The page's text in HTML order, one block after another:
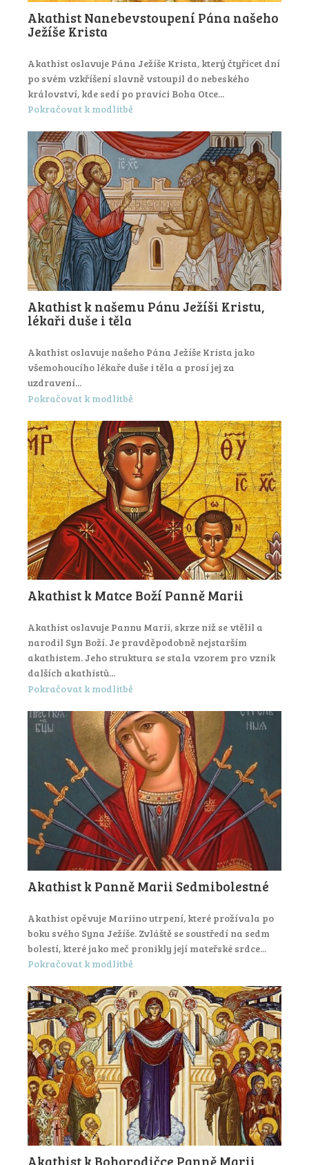
Akathist Nanebevstoupení Pána našeho
Ježíše Krista
Akathist oslavuje Pána Ježíše Krista, který čtyřicet dní
po svém vzkříšení slavně vstoupil do nebeského
království, kde sedí po pravici Boha Otce...
Pokračovat k modlitbě
Akathist k našemu Pánu Ježíši Kristu,
lékaři duše i těla
Akathist oslavuje našeho Pána Ježíše Krista jako
všemohoucího lékaře duše i těla a prosí jej za
uzdravení...
Pokračovat k modlitbě
Akathist k Matce Boží Panně Marii
Akathist oslavuje Pannu Marii, skrze niž se vtělil a
narodil Syn Boží. Je pravděpodobně nejstarším
akathistem. Jeho struktura se stala vzorem pro vznik
dalších akathistů...
Pokračovat k modlitbě
Akathist k Panně Marii Sedmibolestné
Akathist opěvuje Mariino utrpení, které prožívala po
boku svého Syna Ježíše. Zvláště se soustředí na sedm
bolestí, které jako meč pronikly její mateřské srdce...
Pokračovat k modlitbě
Akathist k Bohorodičce Panně Marii,